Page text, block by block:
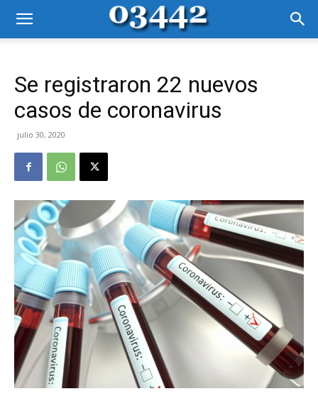
Se registraron 22 nuevos
casos de coronavirus
julio 30, 2020